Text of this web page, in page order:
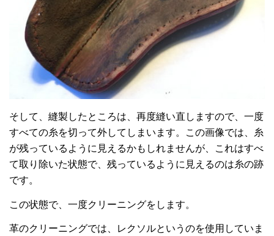
そして、縫製したところは、再度縫い直しますので、一度
すべての糸を切って外してしまいます。この画像では、糸
が残っているように見えるかもしれませんが、これはすべ
て取り除いた状態で、残っているように見えるのは糸の跡
です。
この状態で、一度クリーニングをします。
革のクリーニングでは、レクソルというのを使用していま